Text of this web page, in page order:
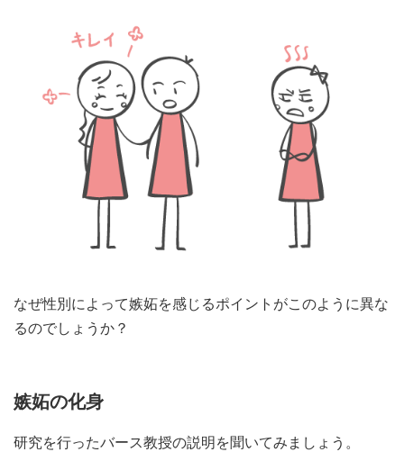
なぜ性別によって嫉妬を感じるポイントがこのように異な
るのでしょうか？
嫉妬の化身
研究を行ったバース教授の説明を聞いてみましょう。